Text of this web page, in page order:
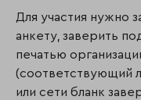
Для участия нужно
анкету, заверить
печатью
(соответствующий
или сети бланк